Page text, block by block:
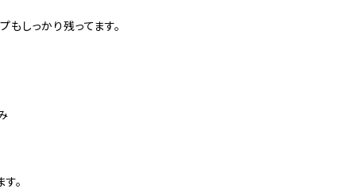
もしっかり残ってます。
。